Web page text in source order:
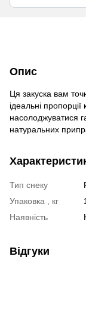
Опис
Ця закуска вам
ідеальні
насолоджуватися
натуральних
Тип снеку
Упаковка , кг
Наявність
Відгуки